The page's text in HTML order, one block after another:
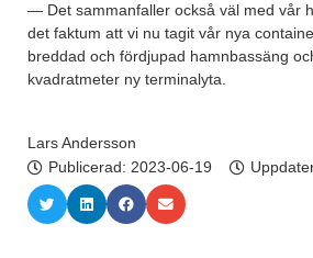
— Det sammanfaller också väl med vår
det faktum att vi nu tagit vår nya
breddad och fördjupad hamnbassäng
kvadratmeter ny terminalyta.
Lars Andersson
Publicerad: 2023-06-19